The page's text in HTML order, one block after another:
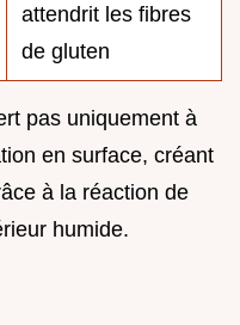
attendrit les fibres
de gluten
pas uniquement à
en surface, créant
à la réaction de
humide.